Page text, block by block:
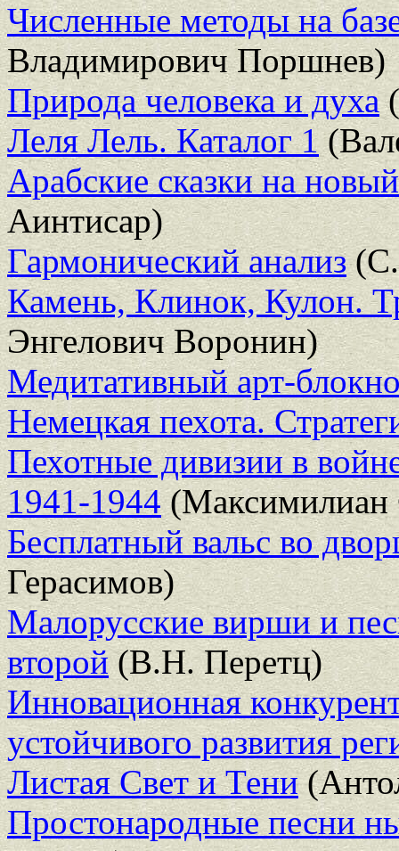
Численные методы на
Владимирович Поршнев)
Природа человека и духа
Леля Лель. Каталог 1
Арабские сказки на
Аинтисар)
Гармонический анализ(С.
Камень, Клинок, Кулон.
Энгелович Воронин)
Медитативный арт-
Немецкая пехота.
Пехотные дивизии в
1941-1944(Максимилиан
Бесплатный вальс во
Герасимов)
Малорусские вирши и
второй(В.Н. Перетц)
Инновационная
устойчивого развития
Листая Свет и Тени
Простонародные песни